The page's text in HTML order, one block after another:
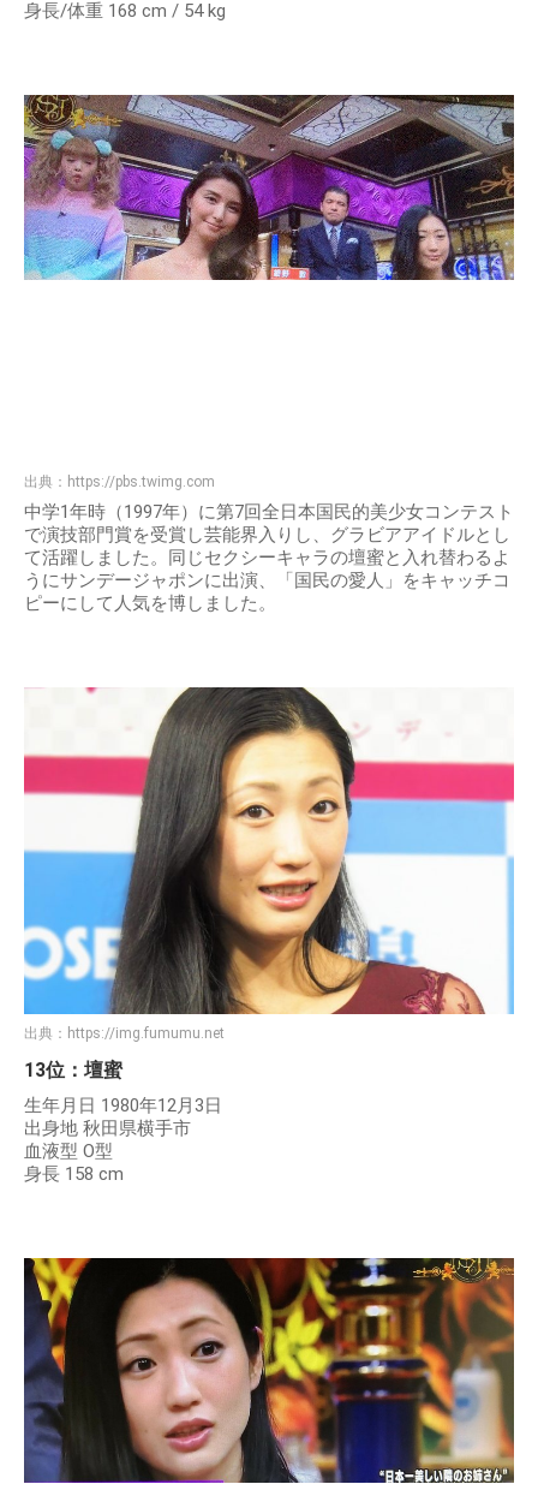
身長/体重 168 cm / 54 kg
出典： https://pbs.twimg.com
中学1年時（1997年）に第7回全日本国民的美少女コンテスト
で演技部門賞を受賞し芸能界入りし、グラビアアイドルとし
て活躍しました。同じセクシーキャラの壇蜜と入れ替わるよ
うにサンデージャポンに出演、「国民の愛人」をキャッチコ
ピーにして人気を博しました。
出典： https://img.fumumu.net
13位：壇蜜
生年月日 1980年12月3日
出身地 秋田県横手市
血液型 O型
身長 158 cm